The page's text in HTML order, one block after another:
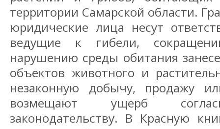
территории Самарской области.
юридические лица несут
ведущие к гибели,
нарушению среды обитания
объектов животного и
незаконную добычу, продажу
возмещают ущерб
законодательству. В Красную